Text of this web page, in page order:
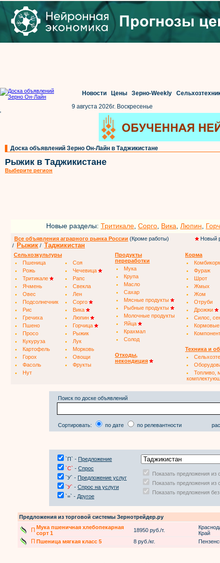
Новости Цены Зерно-Weekly
9 августа 2026г. Воскресенье
'
Доска объявлений Зерно Он-Лайн в Таджикистане
Рыжик в Таджикистане
Выберите регион
Новые разделы: Тритикале Сорго Вика Люпин
Все объявления аграрного рынка России (Кроме работы)
Новый
/
Рыжик / Таджикистан
Сельхозкультуры
Пшеница
Соя
Рожь
Чечевица
Тритикале
Рапс
Ячмень
Свекла
Овес
Лен
Подсолнечник
Сорго
Рис
Вика
Гречиха
Люпин
Пшено
Горчица
Просо
Рыжик
Кукуруза
Лук
Картофель
Морковь
Горох
Овощи
Фасоль
Фрукты
Нут
Продукты
переработки
Мука
Крупа
Масло
Сахар
Мясные продукты
Рыбные продукты
Молочные продукты
Яйца
Крахмал
Солод
Отходы,
некондиция
Корма
Фураж
Шрот
Жмых
Жом
Отруби
Дрожжи
Силос,
Техника и
Топливо,
Поиск по доске объявлений
Сортировать: по дате по релевантности
`П` - Предложение
`С` - Спрос
`У` - Предложение услуг
`У` - Спрос на услуги
`=` - Другое
Показать предложения из
Показать предложения из
Показать предложения
Предложения из торговой системы Зернотрейдер.ру
П Мука пшеничная хлебопекарная
сорт 1
18950 руб./т.
Край
П Пшеница мягкая класс 5 8 руб./кг.